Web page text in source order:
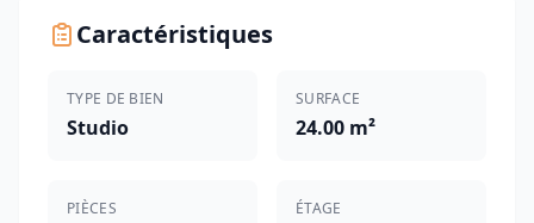
Caractéristiques
TYPE DE BIEN
Studio
SURFACE
24.00 m²
PIÈCES ÉTAGE